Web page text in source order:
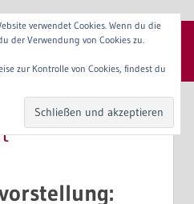
e. V. Menü
verwendet Cookies. Wenn du die
der Verwendung von Cookies zu.
zur Kontrolle von Cookies, findest du